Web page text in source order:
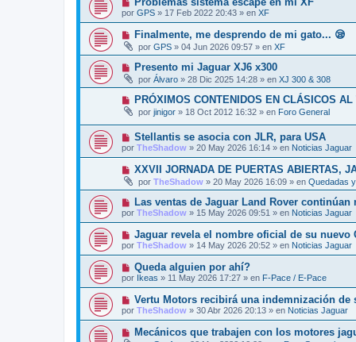
e
s
a
e
o
m
e
s
a
e
u
e
v
o
m
e
s
a
e
por GPS » 17 Feb 2022 20:43 » en XF
N
e
v
o
m
e
s
a
j
e
Finalmente, me desprendo de mi gato... 😪
por GPS » 04 Jun 2026 09:57 » en XF
N
e
v
o
m
n
s
a
j
e
Presento mi Jaguar XJ6 x300
por Álvaro » 28 Dic 2025 14:28 » en XJ 300 & 308
N
e
v
o
m
n
s
a
j
PRÓXIMOS CONTENIDOS EN CLÁSICOS
por jinigor » 18 Oct 2012 16:32 » en Foro General
N
u
e
v
o
m
e
s
a
e
Stellantis se asocia con JLR, para USA
por TheShadow » 20 May 2026 16:14 » en Noticias Jaguar
N
e
v
o
m
e
n
s
a
e
XXVII JORNADA DE PUERTAS ABIERTAS,
por TheShadow » 20 May 2026 16:09 » en Quedadas
N
u
e
o
m
e
n
s
a
Las ventas de Jaguar Land Rover continúan
por TheShadow » 15 May 2026 09:51 » en Noticias Jaguar
N
u
e
o
m
e
n
s
a
e
Jaguar revela el nombre oficial de su nuevo
por TheShadow » 14 May 2026 20:52 » en Noticias Jaguar
N
u
e
v
m
e
Queda alguien por ahí?
por Ikeas » 11 May 2026 17:27 » en F-Pace / E-Pace
N
u
e
v
o
Vertu Motors recibirá una indemnización
por TheShadow » 30 Abr 2026 20:13 » en Noticias Jaguar
NMecánicos que trabajen con los motores